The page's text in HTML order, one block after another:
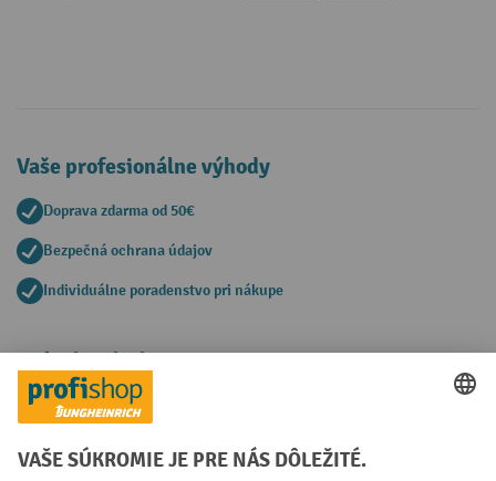
Vaše profesionálne výhody
Doprava zdarma od 50€
Bezpečná ochrana údajov
Individuálne poradenstvo pri nákupe
Spôsoby platby
Creditcard (Master)Creditcard (Visa)
Faktúra Predplatba